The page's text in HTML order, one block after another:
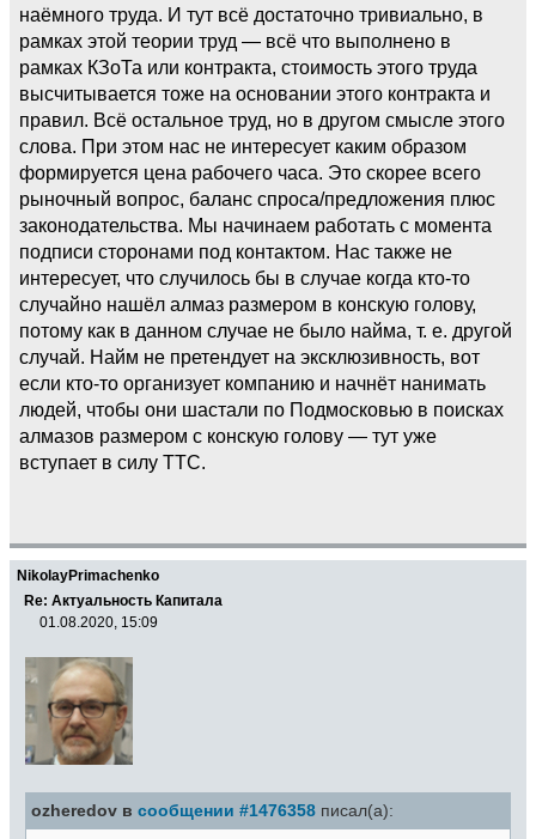
наёмного труда. И тут всё достаточно тривиально, в
рамках этой теории труд — всё что выполнено в
рамках КЗоТа или контракта, стоимость этого труда
высчитывается тоже на основании этого контракта и
правил. Всё остальное труд, но в другом смысле этого
слова. При этом нас не интересует каким образом
формируется цена рабочего часа. Это скорее всего
рыночный вопрос, баланс спроса/предложения плюс
законодательства. Мы начинаем работать с момента
подписи сторонами под контактом. Нас также не
интересует, что случилось бы в случае когда кто-то
случайно нашёл алмаз размером в конскую голову,
потому как в данном случае не было найма, т. е. другой
случай. Найм не претендует на эксклюзивность, вот
если кто-то организует компанию и начнёт нанимать
людей, чтобы они шастали по Подмосковью в поисках
алмазов размером с конскую голову — тут уже
вступает в силу ТТС.
NikolayPrimachenko
Re: Актуальность Капитала
01.08.2020, 15:09
ozheredov в сообщении #1476358 писал(а):